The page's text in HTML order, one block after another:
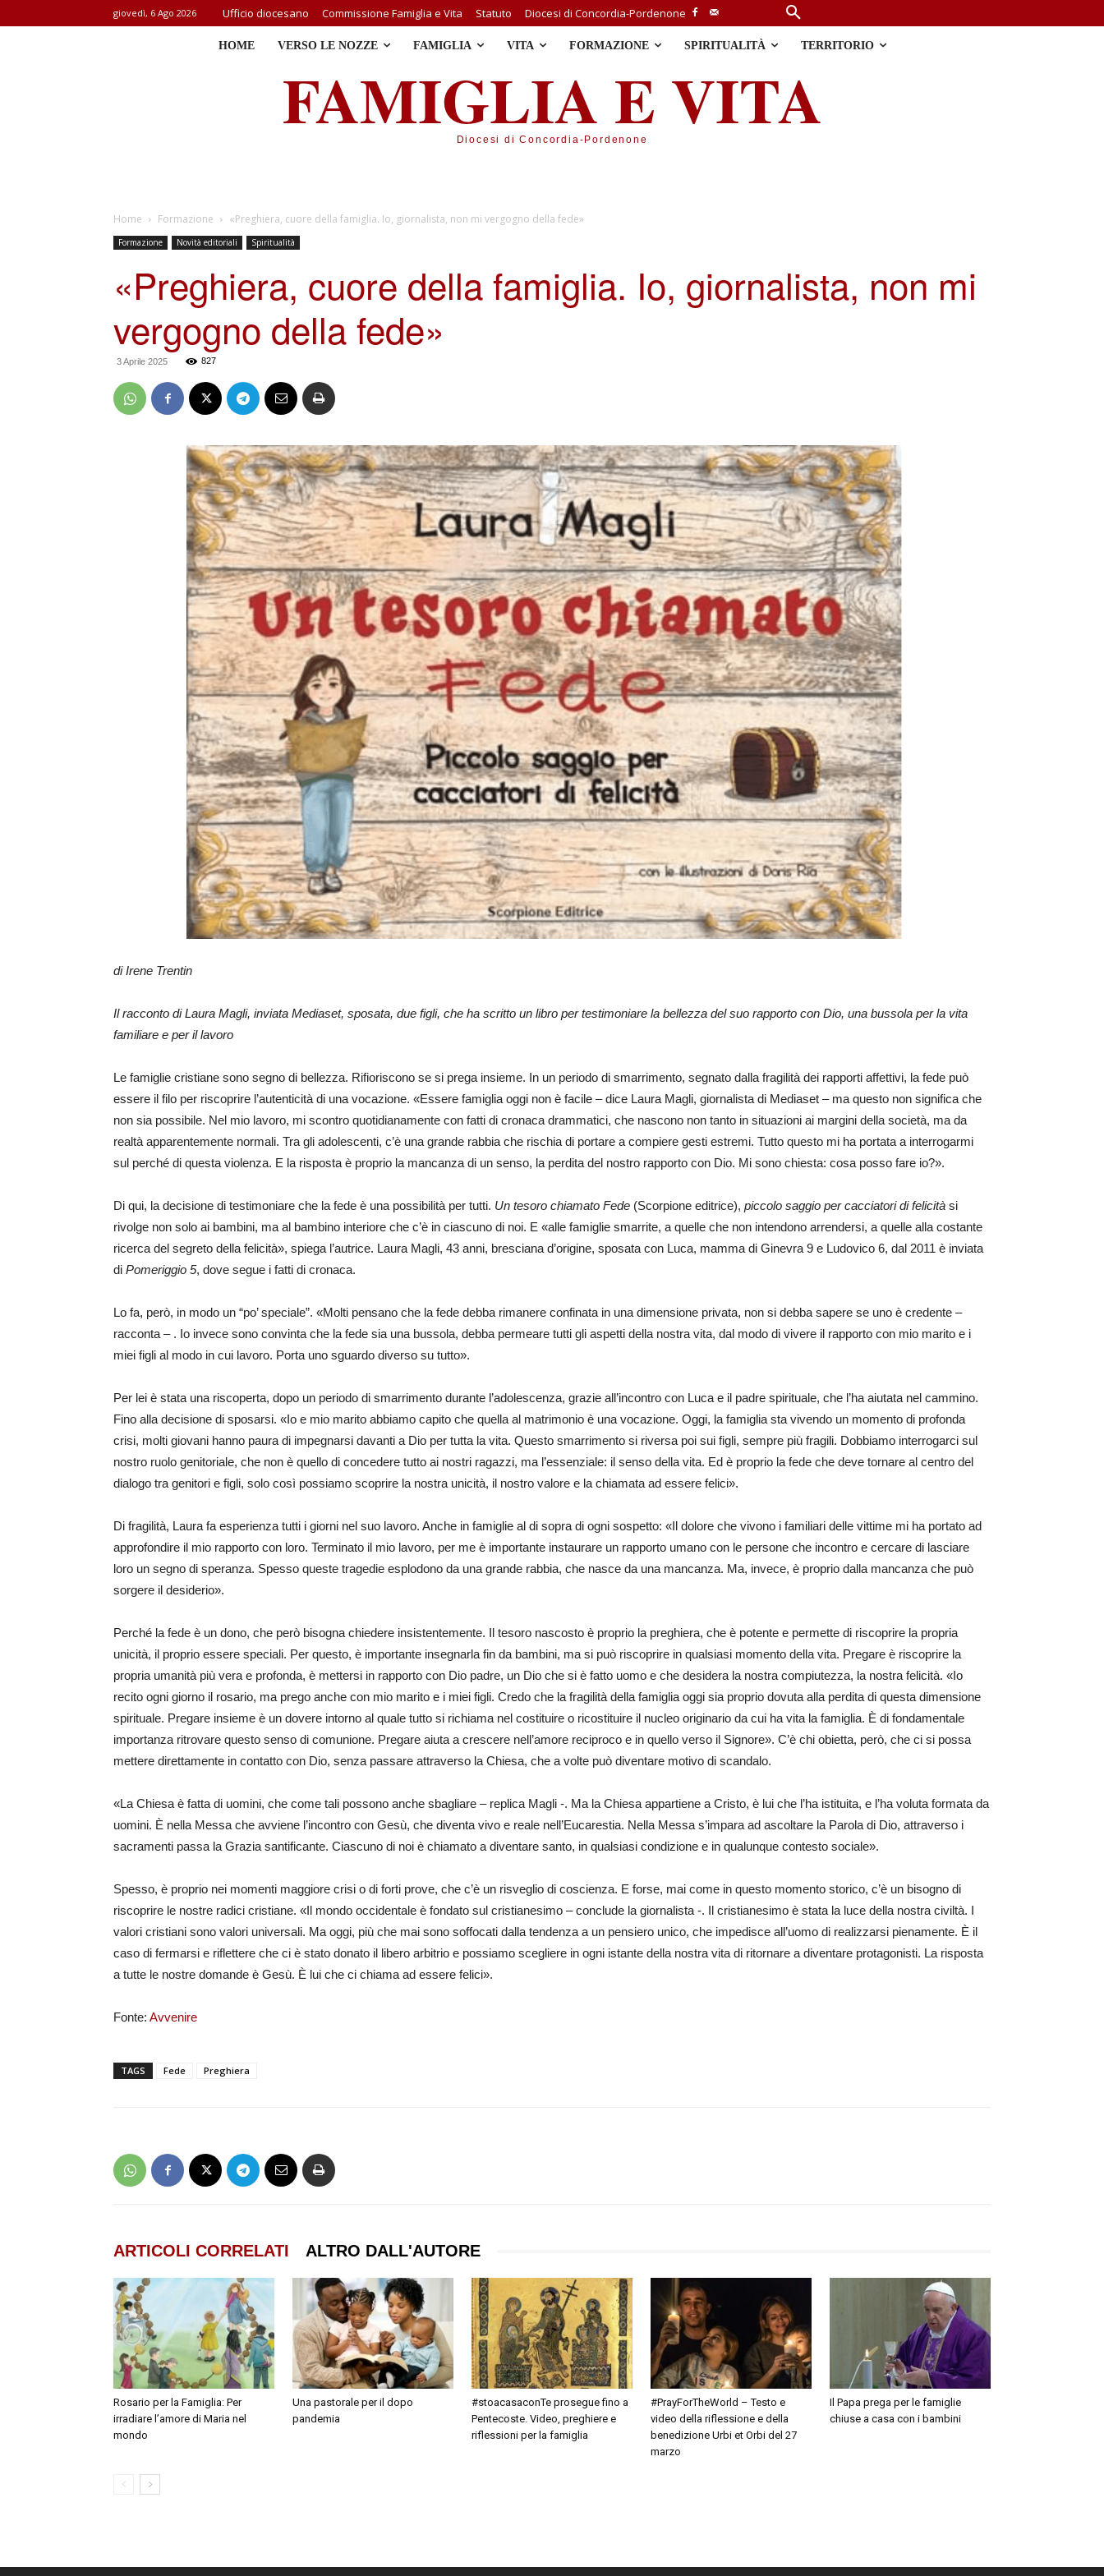
giovedì, 6 Ago 2026 Ufficio diocesano Commissione Famiglia e Vita Statuto Diocesi di Concordia-Pordenone
HOME VERSO LE NOZZE FAMIGLIA VITA FORMAZIONE SPIRITUALITÀ TERRITORIO
FAMIGLIA E VITA
Diocesi di Concordia-Pordenone
Home Formazione «Preghiera, cuore della famiglia. Io, giornalista, non mi vergogno della fede»
Formazione Novità editoriali Spiritualità
«Preghiera, cuore della famiglia. Io, giornalista, non mi
vergogno della fede»
3 Aprile 2025 827
di Irene Trentin
Il racconto di Laura Magli, inviata Mediaset, sposata, due figli, che ha scritto un libro per testimoniare la bellezza del suo rapporto con Dio, una bussola per la vita
familiare e per il lavoro
Le famiglie cristiane sono segno di bellezza. Rifioriscono se si prega insieme. In un periodo di smarrimento, segnato dalla fragilità dei rapporti affettivi, la fede può
essere il filo per riscoprire l’autenticità di una vocazione. «Essere famiglia oggi non è facile – dice Laura Magli, giornalista di Mediaset – ma questo non significa che
non sia possibile. Nel mio lavoro, mi scontro quotidianamente con fatti di cronaca drammatici, che nascono non tanto in situazioni ai margini della società, ma da
realtà apparentemente normali. Tra gli adolescenti, c’è una grande rabbia che rischia di portare a compiere gesti estremi. Tutto questo mi ha portata a interrogarmi
sul perché di questa violenza. E la risposta è proprio la mancanza di un senso, la perdita del nostro rapporto con Dio. Mi sono chiesta: cosa posso fare io?».
Di qui, la decisione di testimoniare che la fede è una possibilità per tutti. Un tesoro chiamato Fede (Scorpione editrice), piccolo saggio per cacciatori di felicità si
rivolge non solo ai bambini, ma al bambino interiore che c’è in ciascuno di noi. E «alle famiglie smarrite, a quelle che non intendono arrendersi, a quelle alla costante
ricerca del segreto della felicità», spiega l’autrice. Laura Magli, 43 anni, bresciana d’origine, sposata con Luca, mamma di Ginevra 9 e Ludovico 6, dal 2011 è inviata
di Pomeriggio 5, dove segue i fatti di cronaca.
Lo fa, però, in modo un “po’ speciale”. «Molti pensano che la fede debba rimanere confinata in una dimensione privata, non si debba sapere se uno è credente –
racconta – . Io invece sono convinta che la fede sia una bussola, debba permeare tutti gli aspetti della nostra vita, dal modo di vivere il rapporto con mio marito e i
miei figli al modo in cui lavoro. Porta uno sguardo diverso su tutto».
Per lei è stata una riscoperta, dopo un periodo di smarrimento durante l’adolescenza, grazie all’incontro con Luca e il padre spirituale, che l’ha aiutata nel cammino.
Fino alla decisione di sposarsi. «Io e mio marito abbiamo capito che quella al matrimonio è una vocazione. Oggi, la famiglia sta vivendo un momento di profonda
crisi, molti giovani hanno paura di impegnarsi davanti a Dio per tutta la vita. Questo smarrimento si riversa poi sui figli, sempre più fragili. Dobbiamo interrogarci sul
nostro ruolo genitoriale, che non è quello di concedere tutto ai nostri ragazzi, ma l’essenziale: il senso della vita. Ed è proprio la fede che deve tornare al centro del
dialogo tra genitori e figli, solo così possiamo scoprire la nostra unicità, il nostro valore e la chiamata ad essere felici».
Di fragilità, Laura fa esperienza tutti i giorni nel suo lavoro. Anche in famiglie al di sopra di ogni sospetto: «Il dolore che vivono i familiari delle vittime mi ha portato ad
approfondire il mio rapporto con loro. Terminato il mio lavoro, per me è importante instaurare un rapporto umano con le persone che incontro e cercare di lasciare
loro un segno di speranza. Spesso queste tragedie esplodono da una grande rabbia, che nasce da una mancanza. Ma, invece, è proprio dalla mancanza che può
sorgere il desiderio».
Perché la fede è un dono, che però bisogna chiedere insistentemente. Il tesoro nascosto è proprio la preghiera, che è potente e permette di riscoprire la propria
unicità, il proprio essere speciali. Per questo, è importante insegnarla fin da bambini, ma si può riscoprire in qualsiasi momento della vita. Pregare è riscoprire la
propria umanità più vera e profonda, è mettersi in rapporto con Dio padre, un Dio che si è fatto uomo e che desidera la nostra compiutezza, la nostra felicità. «Io
recito ogni giorno il rosario, ma prego anche con mio marito e i miei figli. Credo che la fragilità della famiglia oggi sia proprio dovuta alla perdita di questa dimensione
spirituale. Pregare insieme è un dovere intorno al quale tutto si richiama nel costituire o ricostituire il nucleo originario da cui ha vita la famiglia. È di fondamentale
importanza ritrovare questo senso di comunione. Pregare aiuta a crescere nell’amore reciproco e in quello verso il Signore». C’è chi obietta, però, che ci si possa
mettere direttamente in contatto con Dio, senza passare attraverso la Chiesa, che a volte può diventare motivo di scandalo.
«La Chiesa è fatta di uomini, che come tali possono anche sbagliare – replica Magli -. Ma la Chiesa appartiene a Cristo, è lui che l’ha istituita, e l’ha voluta formata da
uomini. È nella Messa che avviene l’incontro con Gesù, che diventa vivo e reale nell’Eucarestia. Nella Messa s’impara ad ascoltare la Parola di Dio, attraverso i
sacramenti passa la Grazia santificante. Ciascuno di noi è chiamato a diventare santo, in qualsiasi condizione e in qualunque contesto sociale».
Spesso, è proprio nei momenti maggiore crisi o di forti prove, che c’è un risveglio di coscienza. E forse, mai come in questo momento storico, c’è un bisogno di
riscoprire le nostre radici cristiane. «Il mondo occidentale è fondato sul cristianesimo – conclude la giornalista -. Il cristianesimo è stata la luce della nostra civiltà. I
valori cristiani sono valori universali. Ma oggi, più che mai sono soffocati dalla tendenza a un pensiero unico, che impedisce all’uomo di realizzarsi pienamente. È il
caso di fermarsi e riflettere che ci è stato donato il libero arbitrio e possiamo scegliere in ogni istante della nostra vita di ritornare a diventare protagonisti. La risposta
a tutte le nostre domande è Gesù. È lui che ci chiama ad essere felici».
Fonte: Avvenire
TAGS Fede Preghiera
ARTICOLI CORRELATI ALTRO DALL'AUTORE
Rosario per la Famiglia: Per
irradiare l’amore di Maria nel
mondo
Una pastorale per il dopo
pandemia
#stoacasaconTe prosegue fino a
Pentecoste. Video, preghiere e
riflessioni per la famiglia
#PrayForTheWorld – Testo e
video della riflessione e della
benedizione Urbi et Orbi del 27
marzo
Il Papa prega per le famiglie
chiuse a casa con i bambini